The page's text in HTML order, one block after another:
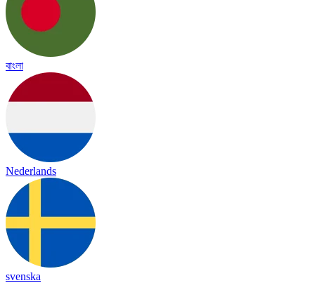
বাংলা
Nederlands
svenska